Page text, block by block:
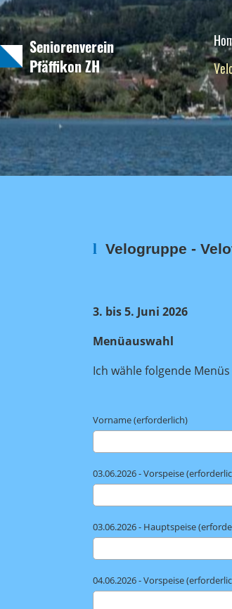
Seniorenverein
Pfäffikon ZH
l Velogruppe -
3. bis 5. Juni 2026
Menüauswahl
Ich wähle folgende
Vorname (erforderlich)
03.06.2026 - Vorspeise
03.06.2026 - Hauptspeise
04.06.2026 - Vorspeise